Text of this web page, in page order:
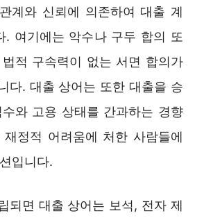
계와 신뢰에 의존하여 대출 계
. 여기에는 악수나 구두 합의 또
적 구속력이 없는 서면 합의가
다. 대출 상어는 또한 대출을 승
와 고용 상태를 간과하는 경향
정적 어려움에 처한 사람들에
입니다.
되면 대출 상어는 보석, 전자 제